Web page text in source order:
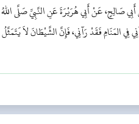
صَالِحٍ، عَنْ أَبِي هُرَيْرَةَ عَنِ النَّبِيِّ صَلَّى اللهُ
المَنَامِ فَقَدْ رَآنِي، فَإِنَّ الشَّيْطَانَ لاَ يَتَمَثَّلُ